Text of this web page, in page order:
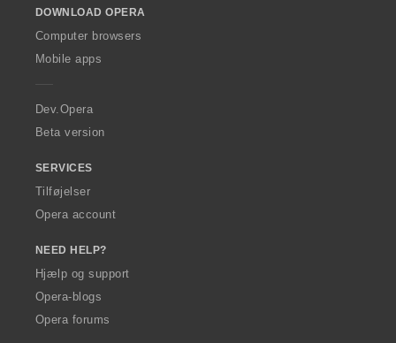
w
O
p
a
DOWNLOAD OPERA
Computer browsers
Mobile apps
Dev.Opera
Beta version
SERVICES
Tilføjelser
Opera account
NEED HELP?
Hjælp og support
Opera-blogs
Opera forums